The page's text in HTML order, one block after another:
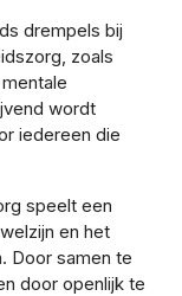
drempels bij
zoals
wordt
iedereen die
speelt een
en het
Door samen te
door openlijk te